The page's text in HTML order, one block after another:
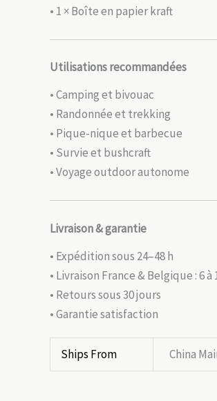
• 1 × Boîte en papier kraft
Utilisations recommandées
• Camping et bivouac
• Randonnée et trekking
• Pique-nique et barbecue
• Survie et bushcraft
• Voyage outdoor autonome
Livraison & garantie
• Expédition sous 24–48 h
• Livraison France & Belgique : 6 à
• Retours sous 30 jours
• Garantie satisfaction
Ships From China